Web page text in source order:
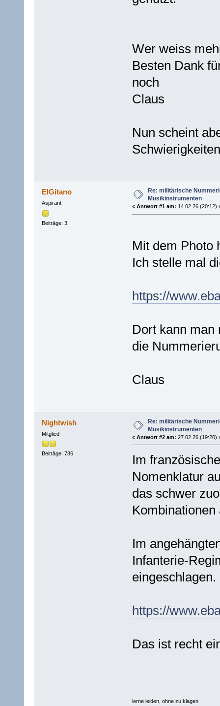
Wer weiss
Besten Dank
noch
Claus
Nun scheint
ElGitano
Aspirant
Beiträge: 3
Re: militärische
Musikinstrumenten
« Antwort #1 am: 14.02.26 (20:12)
Mit dem Photo
Ich stelle mal
https://
Dort kann man
die
Claus
Nightwish
Mitglied
Beiträge: 786
Re: militärische
Musikinstrumenten
« Antwort #2 am: 27.02.26 (19:20)
Im
Nomenklatur
das schwer
Im
Infanterie-
eingeschlagen.
https://
Das ist recht
lerne leiden, ohne zu klagen